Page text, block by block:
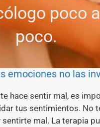
poco a
poco.
emociones no las
hace sentir mal, es
tus sentimientos. No
mal. La terapia